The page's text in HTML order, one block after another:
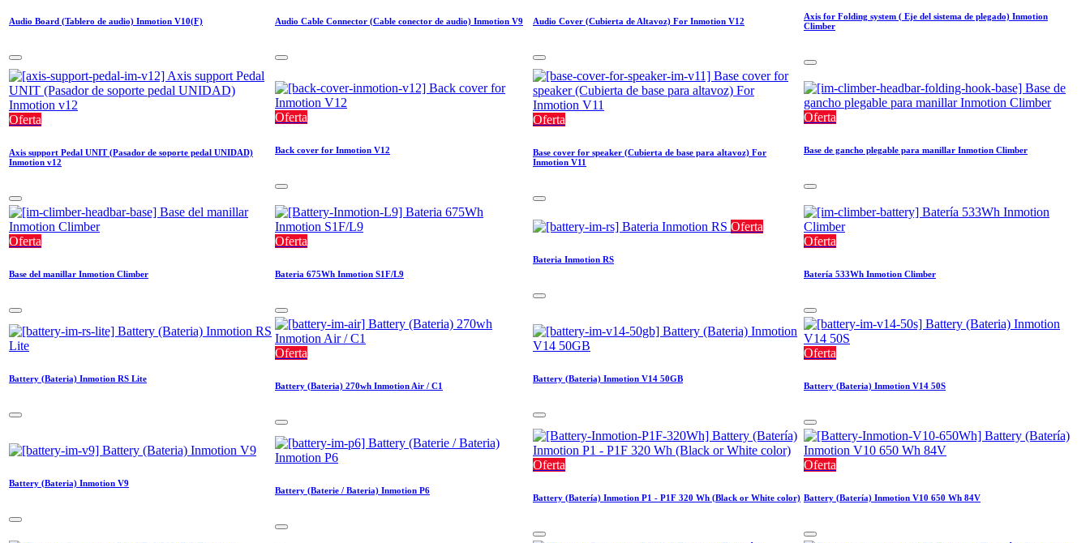
Audio Board (Tablero de audio) Inmotion V10(F) Audio Cable Connector (Cable conector de audio) Inmotion V9 Audio Cover (Cubierta de Altavoz) For Inmotion V12
Axis for Folding system ( Eje del sistema de plegado) Inmotion
Climber
Oferta
Axis support Pedal UNIT (Pasador de soporte pedal UNIDAD)
Inmotion v12
Oferta
Back cover for Inmotion V12
Oferta
Base cover for speaker (Cubierta de base para altavoz) For
Inmotion V11
Oferta
Base de gancho plegable para manillar Inmotion Climber
Oferta
Base del manillar Inmotion Climber
Oferta
Bateria 675Wh Inmotion S1F/L9
Oferta
Bateria Inmotion RS
Oferta
Batería 533Wh Inmotion Climber
Battery (Bateria) Inmotion RS Lite
Oferta
Battery (Bateria) 270wh Inmotion Air / C1
Battery (Bateria) Inmotion V14 50GB
Oferta
Battery (Bateria) Inmotion V14 50S
Battery (Bateria) Inmotion V9
Battery (Baterie / Bateria) Inmotion P6
Oferta
Battery (Batería) Inmotion P1 - P1F 320 Wh (Black or White color)
Oferta
Battery (Batería) Inmotion V10 650 Wh 84V